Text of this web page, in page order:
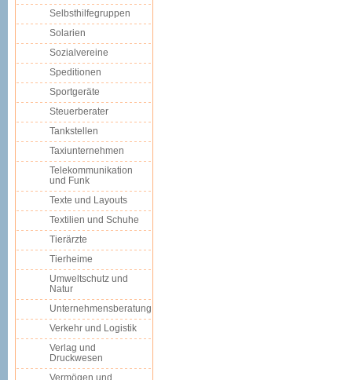
Selbsthilfegruppen
Solarien
Sozialvereine
Speditionen
Sportgeräte
Steuerberater
Tankstellen
Taxiunternehmen
Telekommunikation
und Funk
Texte und Layouts
Textilien und Schuhe
Tierärzte
Tierheime
Umweltschutz und
Natur
Unternehmensberatung
Verkehr und Logistik
Verlag und
Druckwesen
Vermögen und